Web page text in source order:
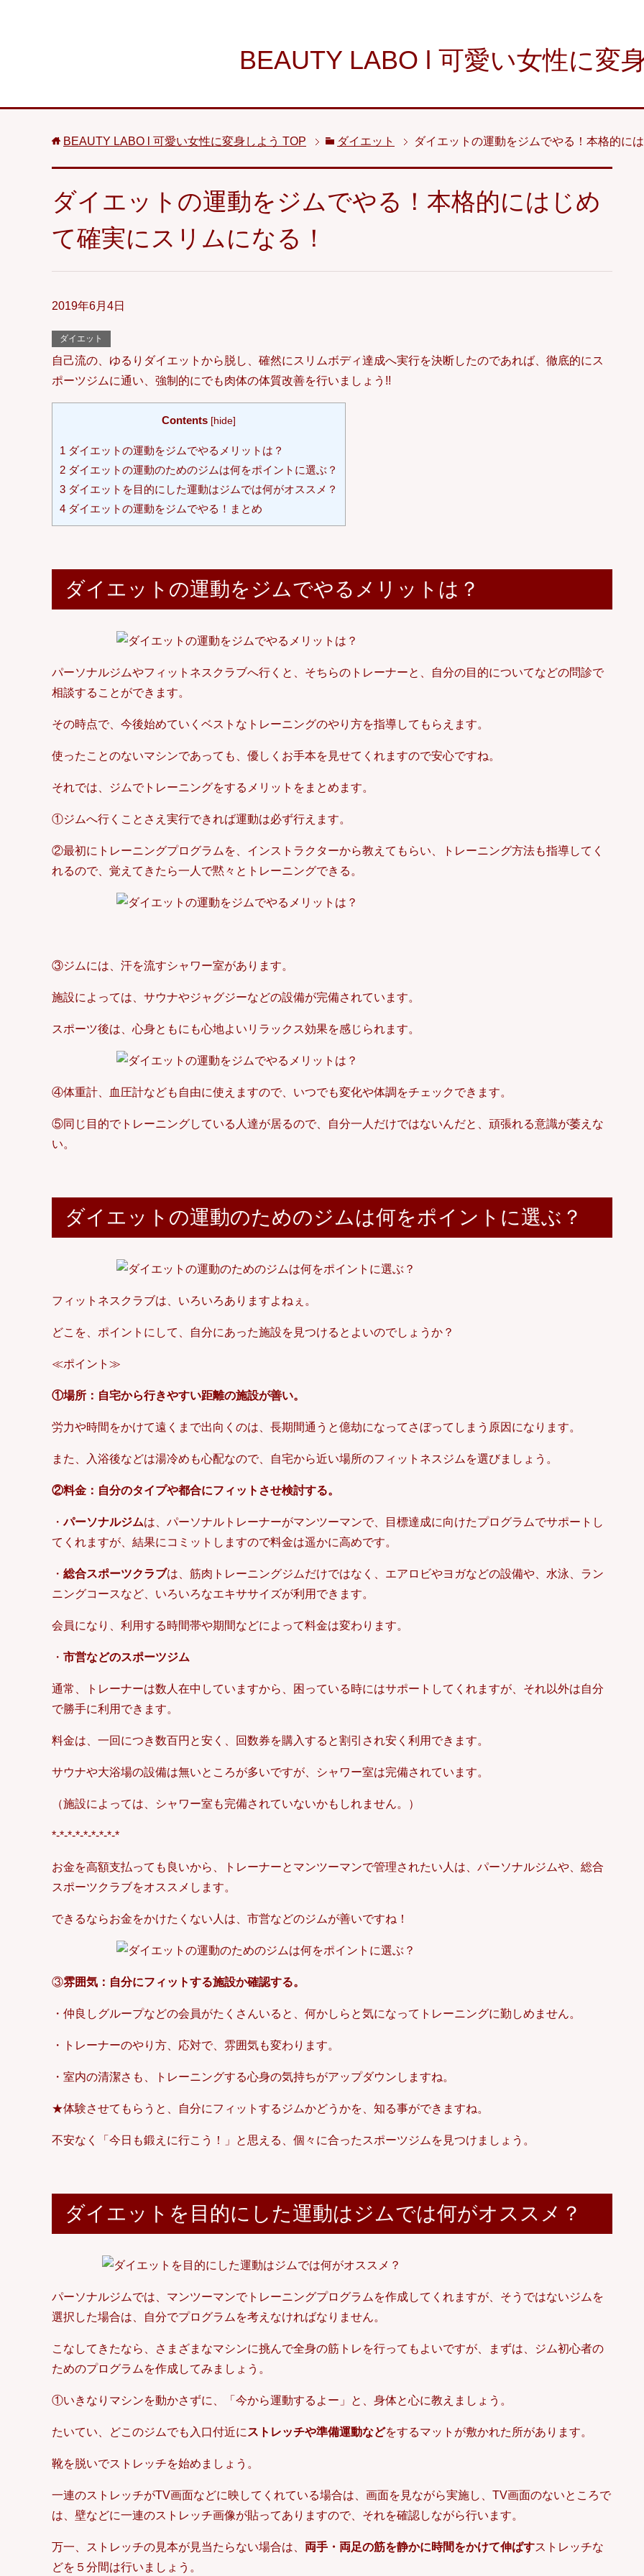
BEAUTY LABO l 可愛い女性に変
BEAUTY LABO l 可愛い女性に変身しよう TOP ダイエット ダイエットの運動をジムでやる！本格的に
ダイエットの運動をジムでやる！本格的にはじめ
て確実にスリムになる！
2019年6月4日
ダイエット
自己流の、ゆるりダイエットから脱し、確然にスリムボディ達成へ実行を決断したのであれば、徹底的にス
ポーツジムに通い、強制的にでも肉体の体質改善を行いましょう!!
Contents [hide]
1 ダイエットの運動をジムでやるメリットは？
2 ダイエットの運動のためのジムは何をポイントに選ぶ？
3 ダイエットを目的にした運動はジムでは何がオススメ？
4 ダイエットの運動をジムでやる！まとめ
ダイエットの運動をジムでやるメリットは？
パーソナルジムやフィットネスクラブへ行くと、そちらのトレーナーと、自分の目的についてなどの問診で
相談することができます。
その時点で、今後始めていくベストなトレーニングのやり方を指導してもらえます。
使ったことのないマシンであっても、優しくお手本を見せてくれますので安心ですね。
それでは、ジムでトレーニングをするメリットをまとめます。
①ジムへ行くことさえ実行できれば運動は必ず行えます。
②最初にトレーニングプログラムを、インストラクターから教えてもらい、トレーニング方法も指導してく
れるので、覚えてきたら一人で黙々とトレーニングできる。
③ジムには、汗を流すシャワー室があります。
施設によっては、サウナやジャグジーなどの設備が完備されています。
スポーツ後は、心身ともにも心地よいリラックス効果を感じられます。
④体重計、血圧計なども自由に使えますので、いつでも変化や体調をチェックできます。
⑤同じ目的でトレーニングしている人達が居るので、自分一人だけではないんだと、頑張れる意識が萎えな
い。
ダイエットの運動のためのジムは何をポイントに選ぶ？
フィットネスクラブは、いろいろありますよねぇ。
どこを、ポイントにして、自分にあった施設を見つけるとよいのでしょうか？
≪ポイント≫
①場所：自宅から行きやすい距離の施設が善い。
労力や時間をかけて遠くまで出向くのは、長期間通うと億劫になってさぼってしまう原因になります。
また、入浴後などは湯冷めも心配なので、自宅から近い場所のフィットネスジムを選びましょう。
②料金：自分のタイプや都合にフィットさせ検討する。
・パーソナルジムは、パーソナルトレーナーがマンツーマンで、目標達成に向けたプログラムでサポートし
てくれますが、結果にコミットしますので料金は遥かに高めです。
・ 総合スポーツクラブは、筋肉トレーニングジムだけではなく、エアロビやヨガなどの設備や、水泳、ラン
ニングコースなど、いろいろなエキササイズが利用できます。
会員になり、利用する時間帯や期間などによって料金は変わります。
・ 市営などのスポーツジム
通常、トレーナーは数人在中していますから、困っている時にはサポートしてくれますが、それ以外は自分
で勝手に利用できます。
料金は、一回につき数百円と安く、回数券を購入すると割引され安く利用できます。
サウナや大浴場の設備は無いところが多いですが、シャワー室は完備されています。
（施設によっては、シャワー室も完備されていないかもしれません。）
*-*-*-*-*-*-*-*-*
お金を高額支払っても良いから、トレーナーとマンツーマンで管理されたい人は、パーソナルジムや、総合
スポーツクラブをオススメします。
できるならお金をかけたくない人は、市営などのジムが善いですね！
③雰囲気：自分にフィットする施設か確認する。
・仲良しグループなどの会員がたくさんいると、何かしらと気になってトレーニングに勤しめません。
・トレーナーのやり方、応対で、雰囲気も変わります。
・室内の清潔さも、トレーニングする心身の気持ちがアップダウンしますね。
★体験させてもらうと、自分にフィットするジムかどうかを、知る事ができますね。
不安なく「今日も鍛えに行こう！」と思える、個々に合ったスポーツジムを見つけましょう。
ダイエットを目的にした運動はジムでは何がオススメ？
パーソナルジムでは、マンツーマンでトレーニングプログラムを作成してくれますが、そうではないジムを
選択した場合は、自分でプログラムを考えなければなりません。
こなしてきたなら、さまざまなマシンに挑んで全身の筋トレを行ってもよいですが、まずは、ジム初心者の
ためのプログラムを作成してみましょう。
①いきなりマシンを動かさずに、「今から運動するよー」と、身体と心に教えましょう。
たいてい、どこのジムでも入口付近に ストレッチや準備運動などをするマットが敷かれた所があります。
靴を脱いでストレッチを始めましょう。
一連のストレッチがTV画面などに映してくれている場合は、画面を見ながら実施し、TV画面のないところで
は、壁などに一連のストレッチ画像が貼ってありますので、それを確認しながら行います。
万一、ストレッチの見本が見当たらない場合は、 両手・両足の筋を静かに時間をかけて伸ばすストレッチな
どを５分間は行いましょう。